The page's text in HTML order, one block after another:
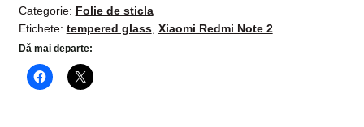
Note
2,
Tempered
Glass,
protectie
Categorie: Folie de sticla
Etichete: tempered glass, Xiaomi Redmi Note 2
Dă mai departe: